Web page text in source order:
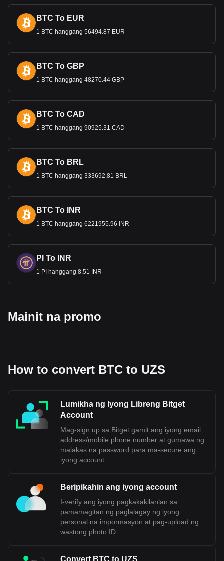
BTC To EUR
1 BTC hanggang 56494.87 EUR
BTC To GBP
1 BTC hanggang 48270.44 GBP
BTC To CAD
1 BTC hanggang 90925.31 CAD
BTC To BRL
1 BTC hanggang 333692.81 BRL
BTC To INR
1 BTC hanggang 6221955.96 INR
PI To INR
1 PI hanggang 8.51 INR
Mainit na promo
How to convert BTC to UZS
Lumikha ng Iyong Libreng Bitget
Account
Mag-sign up sa Bitget gamit ang iyong email
address/mobile phone number at gumawa ng
malakas na password para ma-secure ang
iyong account.
Beripikahin ang iyong account
I-verify ang iyong pagkakakilanlan sa
pamamagitan ng paglalagay ng iyong
personal na impormasyon at pag-upload ng
wastong photo ID.
Convert BTC to UZS